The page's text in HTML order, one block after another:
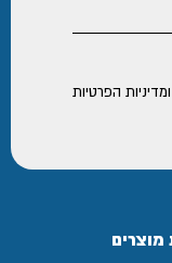
הפרטיות
מוצרים